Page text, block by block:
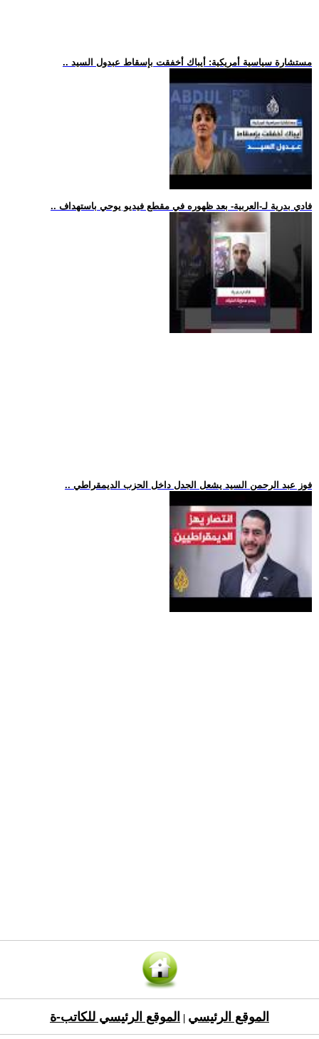
.. مستشارة سياسية أمريكية: أيباك أخفقت بإسقاط عبدول السيد
.. فادي بدرية لـ-العربية- بعد ظهوره في مقطع فيديو يوحي باستهداف
.. فوز عبد الرحمن السيد يشعل الجدل داخل الحزب الديمقراطي
الموقع الرئيسي الموقع الرئيسي للكاتب-ة